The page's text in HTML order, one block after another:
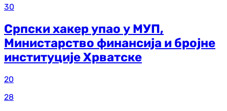
30
Српски хакер упао у МУП,
Министарство финансија и бројне
институције Хрватске
20
28